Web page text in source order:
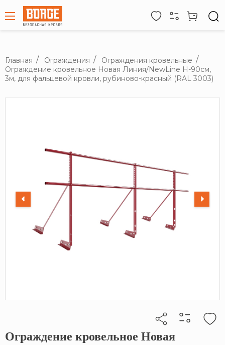
Главная Ограждения
Ограждения кровельные
Ограждение кровельное Новая Линия/NewLine H-90см,
3м, для фальцевой кровли, рубиново-красный (RAL 3003)
Кликните, чтобы скопировать прямую ссылку
Ограждение кровельное Новая